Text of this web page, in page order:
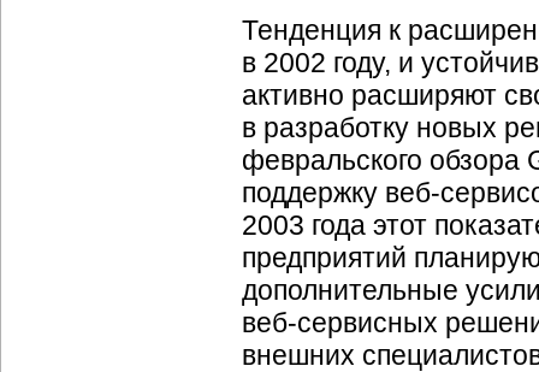
Тенденция к
в 2002 году, и
активно расширяют
в разработку новых
февральского обзора
поддержку веб-
2003 года этот
предприятий
дополнительные
веб-сервисных
внешних